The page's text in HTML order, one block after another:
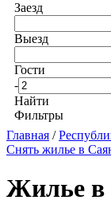
Заезд
Выезд
Гости
-
Найти
Фильтры
Главная /
Снять жилье в
Жилье в